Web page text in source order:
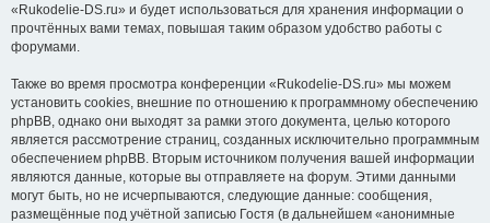
«Rukodelie-DS.ru» и будет использоваться для хранения информации о
прочтённых вами темах, повышая таким образом удобство работы с
форумами.
Также во время просмотра конференции «Rukodelie-DS.ru» мы можем
установить cookies, внешние по отношению к программному обеспечению
phpBB, однако они выходят за рамки этого документа, целью которого
является рассмотрение страниц, созданных исключительно программным
обеспечением phpBB. Вторым источником получения вашей информации
являются данные, которые вы отправляете на форум. Этими данными
могут быть, но не исчерпываются, следующие данные: сообщения,
размещённые под учётной записью Гостя (в дальнейшем «анонимные